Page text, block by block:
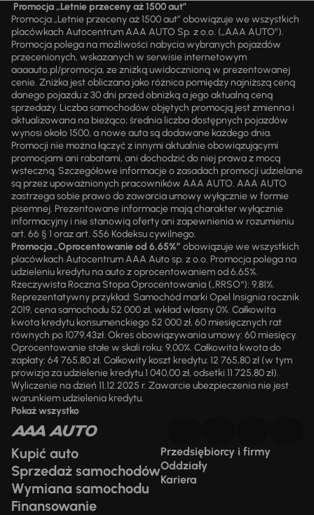
Promocja „Letnie przeceny aż 1500 aut”
Promocja „Letnie przeceny aż 1500 aut” obowiązuje we wszystkich
placówkach Autocentrum AAA AUTO Sp. z o.o. („AAA AUTO”).
Promocja polega na możliwości nabycia wybranych pojazdów
przecenionych, wskazanych w serwisie internetowym
aaaauto.pl/promocja, ze zniżką uwidocznioną w prezentowanej
cenie. Zniżka jest obliczana jako różnica pomiędzy najniższą ceną
danego pojazdu z 30 dni przed obniżką a jego aktualną ceną
sprzedaży. Liczba samochodów objętych promocją jest zmienna i
aktualizowana na bieżąco; średnia liczba dostępnych pojazdów
wynosi około 1500, a nowe auta są dodawane każdego dnia.
Promocji nie można łączyć z innymi aktualnie obowiązującymi
promocjami ani rabatami, ani dochodzić do niej prawa z mocą
wsteczną. Szczegółowe informacje o zasadach promocji udzielane
są przez upoważnionych pracowników AAA AUTO. AAA AUTO
zastrzega sobie prawo do zawarcia umowy wyłącznie w formie
pisemnej. Prezentowane informacje mają charakter wyłącznie
informacyjny i nie stanowią oferty ani zapewnienia w rozumieniu
art. 66 § 1 oraz art. 556 Kodeksu cywilnego.
Promocja „Oprocentowanie od 6,65%” obowiązuje we wszystkich
placówkach Autocentrum AAA Auto sp. z o.o. Promocja polega na
udzieleniu kredytu na auto z oprocentowaniem od 6,65%.
Rzeczywista Roczna Stopa Oprocentowania („RRSO“): 9,81%.
Reprezentatywny przykład: Samochód marki Opel Insignia rocznik
2019, cena samochodu 52 000 zł, wkład własny 0%. Całkowita
kwota kredytu konsumenckiego 52 000 zł, 60 miesięcznych rat
równych po 1079,43zł. Okres obowiązywania umowy: 60 miesięcy.
Oprocentowanie stałe w skali roku: 9,00%. Całkowita kwota do
zapłaty: 64 765,80 zł. Całkowity koszt kredytu: 12 765,80 zł (w tym
prowizja za udzielenie kredytu 1 040,00 zł, odsetki 11 725,80 zł).
Wyliczenie na dzień 11.12.2025 r. Zawarcie ubezpieczenia nie jest
warunkiem udzielenia kredytu.
Pokaż wszystko
Kupić auto
Sprzedaż samochodów
Wymiana samochodu
Finansowanie
Przedsiębiorcy i firmy
Oddziały
Kariera